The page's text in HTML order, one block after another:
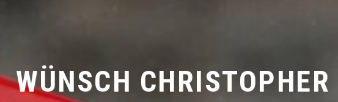
WÜNSCH CHRISTOPHER